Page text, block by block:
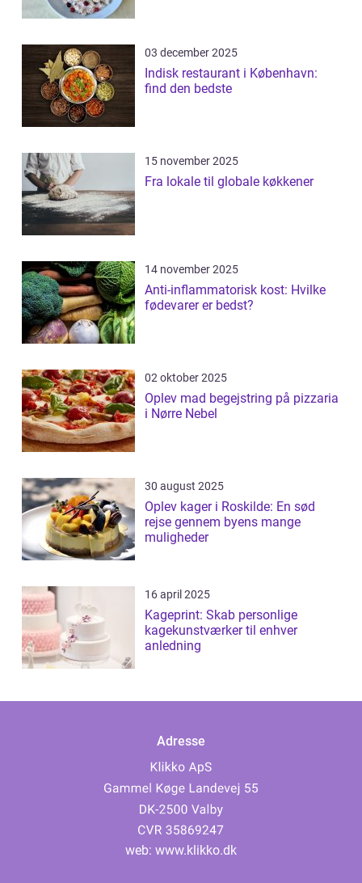
03 december 2025
Indisk restaurant i København:
find den bedste
15 november 2025
Fra lokale til globale køkkener
14 november 2025
Anti-inflammatorisk kost: Hvilke
fødevarer er bedst?
02 oktober 2025
Oplev mad begejstring på pizzaria
i Nørre Nebel
30 august 2025
Oplev kager i Roskilde: En sød
rejse gennem byens mange
muligheder
16 april 2025
Kageprint: Skab personlige
kagekunstværker til enhver
anledning
Adresse
web: www.klikko.dk